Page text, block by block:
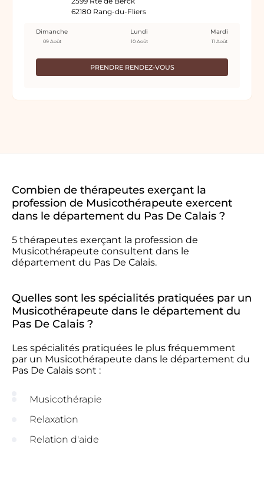
62180 Rang-du-Fliers
PRENDRE RENDEZ-VOUS
Dimanche
09 Août
Lundi
10 Août
Mardi
11 Août
Combien de thérapeutes exerçant la
profession de Musicothérapeute exercent
dans le département du Pas De Calais ?
5 thérapeutes exerçant la profession de
Musicothérapeute consultent dans le
département du Pas De Calais.
Quelles sont les spécialités pratiquées par un
Musicothérapeute dans le département du
Pas De Calais ?
Les spécialités pratiquées le plus fréquemment
par un Musicothérapeute dans le département du
Pas De Calais sont :
Musicothérapie
Relaxation
Relation d'aide